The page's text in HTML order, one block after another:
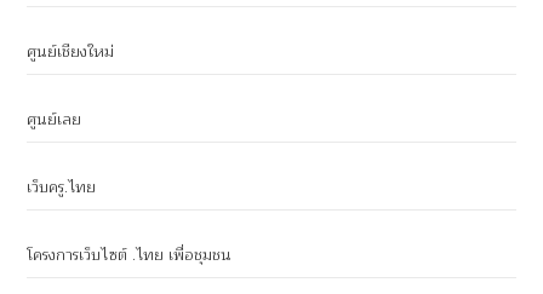
ศูนย์เชียงใหม่
ศูนย์เลย
เว็บครู.ไทย
โครงการเว็บไซต์ .ไทย เพื่อชุมชน